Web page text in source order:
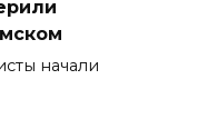
начали